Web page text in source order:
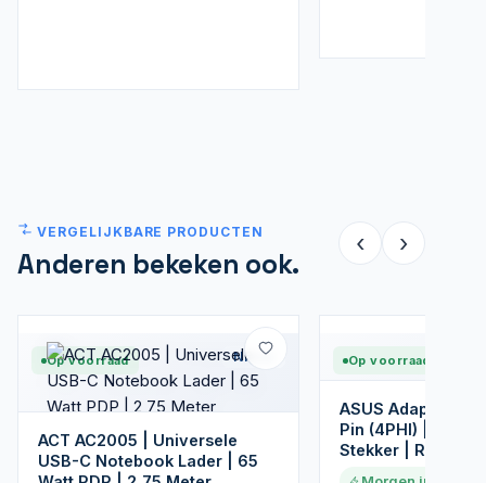
VERGELIJKBARE PRODUCTEN
Anderen bekeken ook.
‹ ›
Op voorraad Nieuw
ACT AC2005 | Universele
USB-C Notebook Lader | 65
Op voorraad
ASUS Adapter
Pin (4PHI) |
Stekker | Renewed